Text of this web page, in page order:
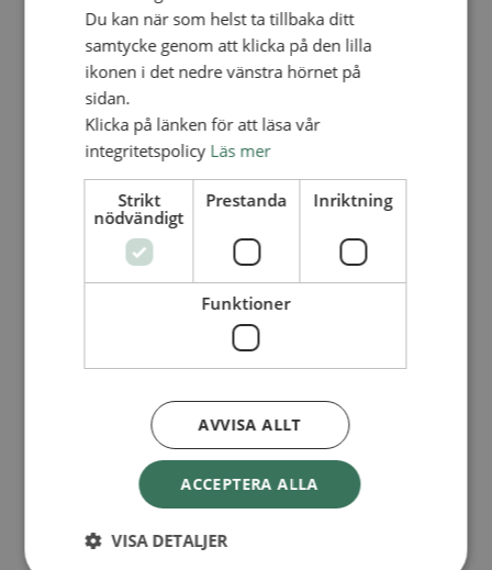
Integritetspolicy
Insamlingspolicy
Skattereduktion
Mot övergrepp – för en trygg miljö
Rapportera oegentligheter / Report
irregularities
Kontakt
Kalender
Lediga tjänster
SAU
OM OSS
LÄS, TITTA OCH LYSSNA
Artiklar
SAM-bok: För en tid som denna
Pensionsstiftelsen
Annonsera
Du kan när som helst ta tillbaka ditt
samtycke genom att klicka på den lilla
ikonen i det nedre vänstra hörnet på
sidan.
Klicka på länken för att läsa vår
integritetspolicy Läs mer
Strikt
nödvändigt
Prestanda Inriktning
Funktioner
ACCEPTERA ALLA
AVVISA ALLT
VISA DETALJER